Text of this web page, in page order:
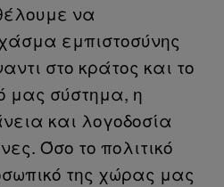
να
εμπιστοσύνης
στο κράτος και το
μας σύστημα, η
και λογοδοσία
Όσο το πολιτικό
της χώρας μας